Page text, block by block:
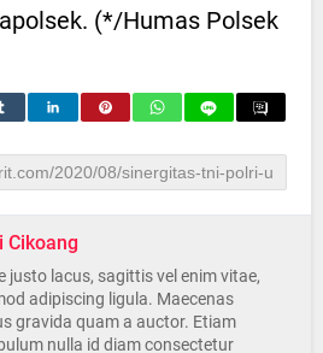
(*/Humas Polsek
Cikoang
justo lacus, sagittis vel enim vitae,
adipiscing ligula. Maecenas
gravida quam a auctor. Etiam
nulla id diam consectetur